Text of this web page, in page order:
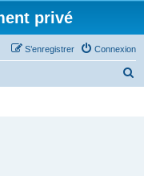
privé
Connexion
S’enregistrer